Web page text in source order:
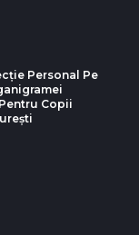
Personal Pe
Copii